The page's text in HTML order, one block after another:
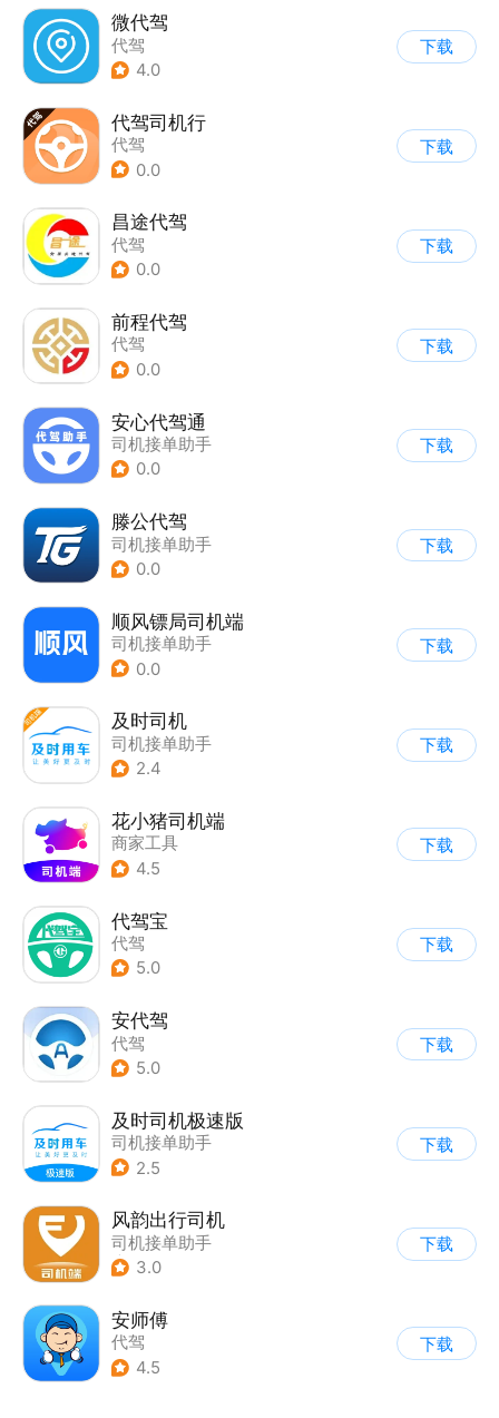
微代驾
代驾
4.0
下载
代驾司机行
代驾
0.0
下载
昌途代驾
代驾
0.0
下载
前程代驾
代驾
0.0
下载
安心代驾通
司机接单助手
0.0
下载
滕公代驾
司机接单助手
0.0
下载
顺风镖局司机端
司机接单助手
0.0
下载
及时司机
司机接单助手
2.4
下载
花小猪司机端
商家工具
4.5
下载
代驾宝
代驾
5.0
下载
安代驾
代驾
5.0
下载
及时司机极速版
司机接单助手
2.5
下载
风韵出行司机
司机接单助手
| 打车拼车
3.0
下载
安师傅
代驾
4.5
下载